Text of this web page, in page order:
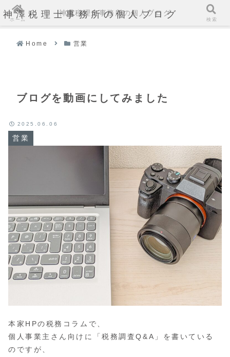
神澤税理士事務所の個人ブログ
Home 営業
ブログを動画にしてみました
営業
2025.06.06
本家HPの税務コラムで、
個人事業主さん向けに「税務調査Q&A」を書いている
のですが、
ホーム
神澤税理士事務所の個人ブログ
検索